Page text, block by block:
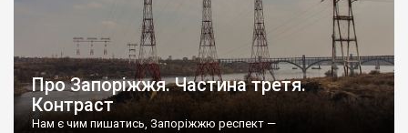
Про Запоріжжя. Частина третя.
Контраст
Нам є чим пишатись, Запоріжжю респект —